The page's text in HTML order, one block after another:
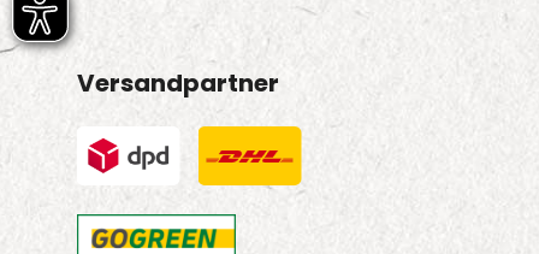
Versandpartner